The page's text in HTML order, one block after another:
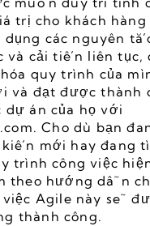
trị cho khách hàng
dụng các nguyên
và cải tiến liên tục,
quy trình của
và đạt được thành
dự án của họ với
Cho dù bạn
mới hay đang
trình công việc
theo hướng dẫn
Agile này sẽ
thành công.